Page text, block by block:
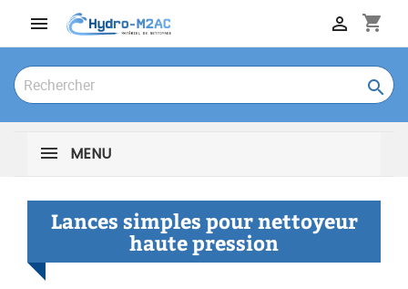
 shopping_cart


MENU
Lances simples pour nettoyeur
haute pression